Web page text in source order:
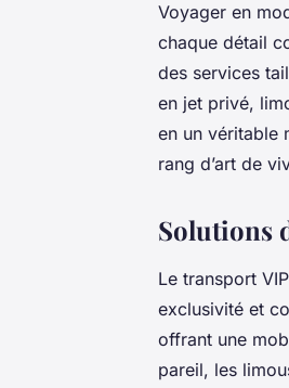
Voyager en
chaque détail
des services
en jet privé,
en un véritable
rang d’art de
Solutions
Le transport
exclusivité et
offrant une
pareil, les